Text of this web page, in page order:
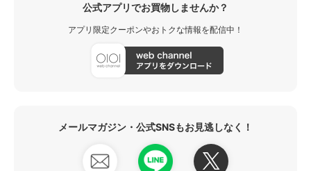
公式アプリでお買物しませんか？
アプリ限定クーポンやおトクな情報を配信中！
メールマガジン・公式SNSもお見逃しなく！